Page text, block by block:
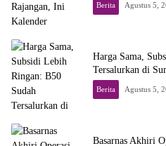
Berita Agustus 5,
Harga Sama,
Tersalurkan di
Berita Agustus 5,
Basarnas Akhiri